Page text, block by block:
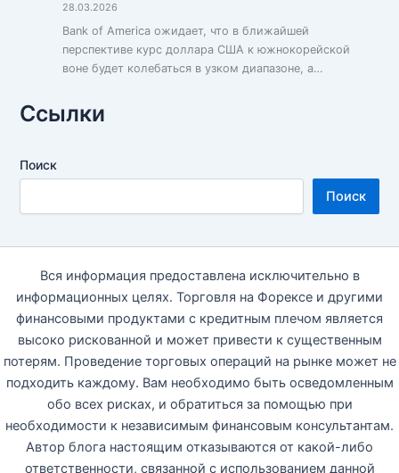
28.03.2026
Bank of America ожидает, что в ближайшей
перспективе курс доллара США к южнокорейской
воне будет колебаться в узком диапазоне, а…
Ссылки
Поиск
Поиск
Вся информация предоставлена исключительно в
информационных целях. Торговля на Форексе и другими
финансовыми продуктами с кредитным плечом является
высоко рискованной и может привести к существенным
потерям. Проведение торговых операций на рынке может не
подходить каждому. Вам необходимо быть осведомленным
обо всех рисках, и обратиться за помощью при
необходимости к независимым финансовым консультантам.
Автор блога настоящим отказываются от какой-либо
ответственности, связанной с использованием данной